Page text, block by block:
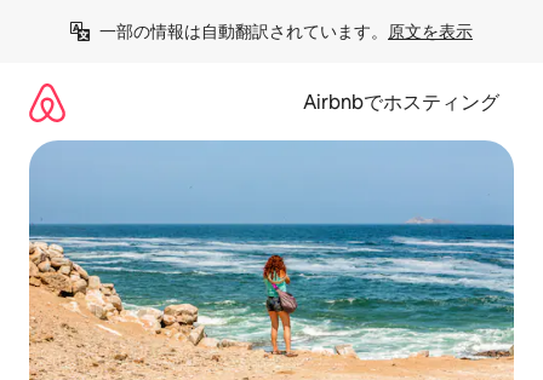
一部の情報は自動翻訳されています。 原文を表示
Airbnbでホスティング